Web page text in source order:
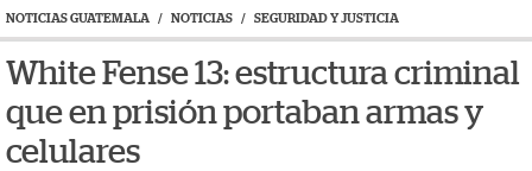
NOTICIAS GUATEMALA / NOTICIAS / SEGURIDAD Y JUSTICIA
White Fense 13: estructura criminal
que en prisión portaban armas y
celulares